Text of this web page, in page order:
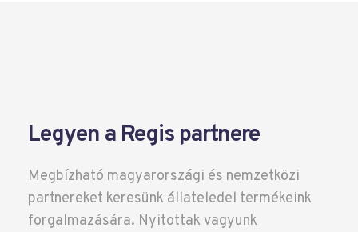
Legyen a Regis partnere
Megbízható magyarországi és nemzetközi
partnereket keresünk állateledel termékeink
forgalmazására. Nyitottak vagyunk